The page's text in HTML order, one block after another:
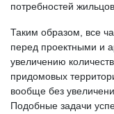
потребностей
Таким образом, все
перед проектными и
увеличению
придомовых
вообще без
Подобные задачи